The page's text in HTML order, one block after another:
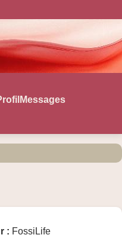
Messages
: FossiLife